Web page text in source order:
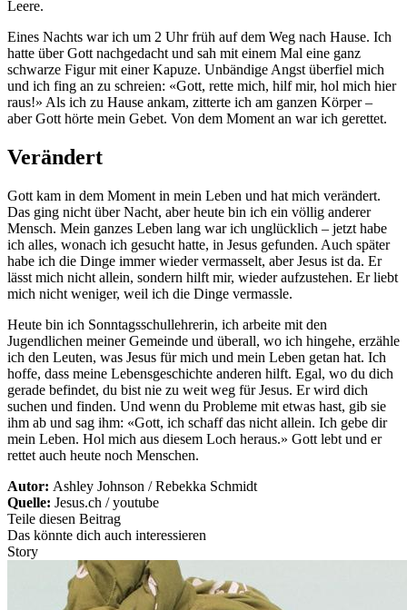
Leere.
Eines Nachts war ich um 2 Uhr früh auf dem Weg nach Hause. Ich
hatte über Gott nachgedacht und sah mit einem Mal eine ganz
schwarze Figur mit einer Kapuze. Unbändige Angst überfiel mich
und ich fing an zu schreien: «Gott, rette mich, hilf mir, hol mich hier
raus!» Als ich zu Hause ankam, zitterte ich am ganzen Körper –
aber Gott hörte mein Gebet. Von dem Moment an war ich gerettet.
Verändert
Gott kam in dem Moment in mein Leben und hat mich verändert.
Das ging nicht über Nacht, aber heute bin ich ein völlig anderer
Mensch. Mein ganzes Leben lang war ich unglücklich – jetzt habe
ich alles, wonach ich gesucht hatte, in Jesus gefunden. Auch später
habe ich die Dinge immer wieder vermasselt, aber Jesus ist da. Er
lässt mich nicht allein, sondern hilft mir, wieder aufzustehen. Er liebt
mich nicht weniger, weil ich die Dinge vermassle.
Heute bin ich Sonntagsschullehrerin, ich arbeite mit den
Jugendlichen meiner Gemeinde und überall, wo ich hingehe, erzähle
ich den Leuten, was Jesus für mich und mein Leben getan hat. Ich
hoffe, dass meine Lebensgeschichte anderen hilft. Egal, wo du dich
gerade befindet, du bist nie zu weit weg für Jesus. Er wird dich
suchen und finden. Und wenn du Probleme mit etwas hast, gib sie
ihm ab und sag ihm: «Gott, ich schaff das nicht allein. Ich gebe dir
mein Leben. Hol mich aus diesem Loch heraus.» Gott lebt und er
rettet auch heute noch Menschen.
Autor: Ashley Johnson / Rebekka Schmidt
Quelle: Jesus.ch / youtube
Teile diesen Beitrag
Das könnte dich auch interessieren
Story